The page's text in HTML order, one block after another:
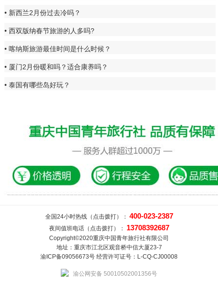
新西兰2月份过去冷吗？
西双版纳春节旅游的人多吗?
喀纳斯旅游最佳时间是什么时候？
厦门2月份暖和吗？适合康养吗？
泰国有哪些岛好玩？
全国24小时热线（点击拨打）： 400-023-2387
夜间值班电话（点击拨打）： 13708392687
Copyright©2020重庆中国青年旅行社有限公司
地址：重庆市江北区观音桥中信大厦23-7
渝ICP备09056673号 经营许可证号：L-CQ-CJ00008
渝公网安备 50010502001356号